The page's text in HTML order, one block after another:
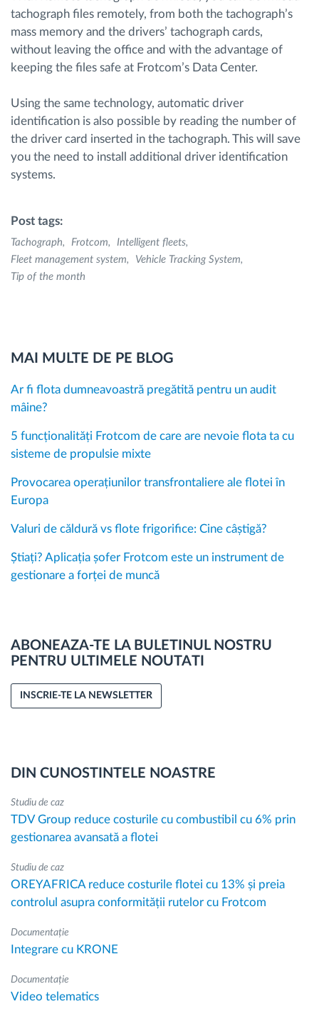
tachograph files remotely, from both the tachograph’s
mass memory and the drivers’ tachograph cards,
without leaving the office and with the advantage of
keeping the files safe at Frotcom’s Data Center.
Using the same technology, automatic driver
identification is also possible by reading the number of
the driver card inserted in the tachograph. This will save
you the need to install additional driver identification
systems.
Post tags:
Tachograph Frotcom
Intelligent fleets
Fleet management system
Vehicle Tracking System
Tip of the month
MAI MULTE DE PE BLOG
Ar fi flota dumneavoastră pregătită pentru un audit
mâine?
5 funcționalități Frotcom de care are nevoie flota ta cu
sisteme de propulsie mixte
Provocarea operațiunilor transfrontaliere ale flotei în
Europa
Valuri de căldură vs flote frigorifice: Cine câștigă?
Știați? Aplicația șofer Frotcom este un instrument de
gestionare a forței de muncă
ABONEAZA-TE LA BULETINUL NOSTRU
PENTRU ULTIMELE NOUTATI
INSCRIE-TE LA NEWSLETTER
DIN CUNOSTINTELE NOASTRE
Studiu de caz
TDV Group reduce costurile cu combustibil cu 6% prin
gestionarea avansată a flotei
Studiu de caz
OREYAFRICA reduce costurile flotei cu 13% și preia
controlul asupra conformității rutelor cu Frotcom
Documentație
Integrare cu KRONE
Documentație
Video telematics